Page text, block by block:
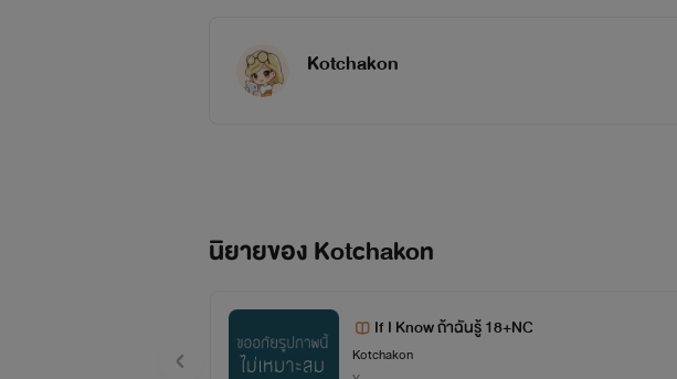
Kotchakon
นิยายของ Kotchakon
If I Know ถ้าฉันรู้ 18+NC
Kotchakon